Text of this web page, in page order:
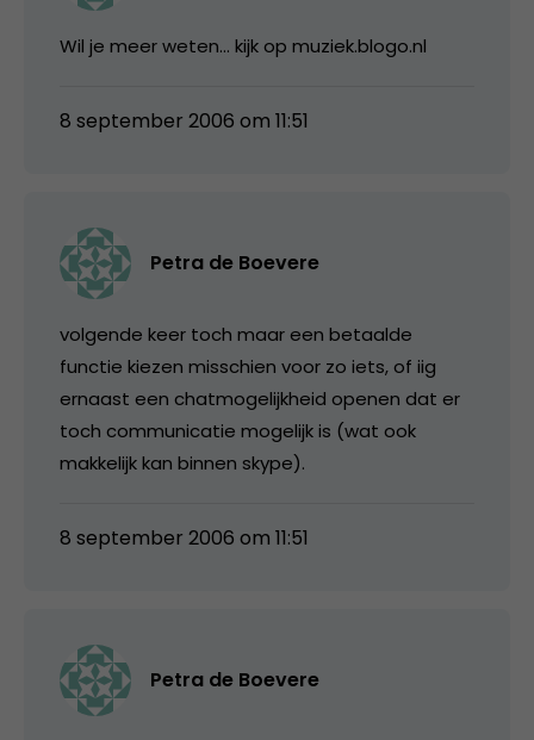
Wil je meer weten… kijk op muziek.blogo.nl
8 september 2006 om 11:51
Petra de Boevere
volgende keer toch maar een betaalde
functie kiezen misschien voor zo iets, of iig
ernaast een chatmogelijkheid openen dat er
toch communicatie mogelijk is (wat ook
makkelijk kan binnen skype).
8 september 2006 om 11:51
Petra de Boevere